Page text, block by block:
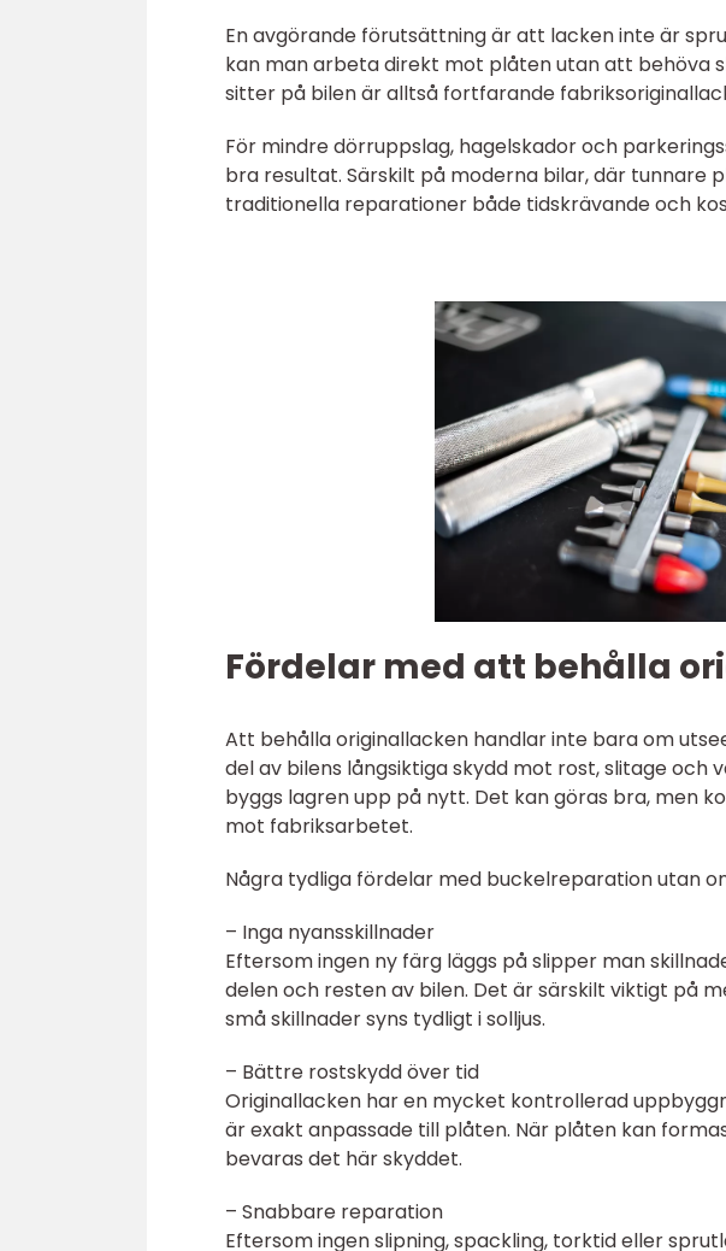
En avgörande förutsättning är att lacken inte är
kan man arbeta direkt mot plåten utan att behöva
sitter på bilen är alltså fortfarande
För mindre dörruppslag, hagelskador och
bra resultat. Särskilt på moderna bilar, där tunnare
traditionella reparationer både tidskrävande och
Fördelar med att behålla
Att behålla originallacken handlar inte bara om
del av bilens långsiktiga skydd mot rost, slitage och
byggs lagren upp på nytt. Det kan göras bra, men
mot fabriksarbetet.
Några tydliga fördelar med buckelreparation utan
– Inga nyansskillnader
Eftersom ingen ny färg läggs på slipper man
delen och resten av bilen. Det är särskilt viktigt på
små skillnader syns tydligt i solljus.
– Bättre rostskydd över tid
Originallacken har en mycket kontrollerad
är exakt anpassade till plåten. När plåten kan
bevaras det här skyddet.
– Snabbare reparation
Eftersom ingen slipning, spackling, torktid eller